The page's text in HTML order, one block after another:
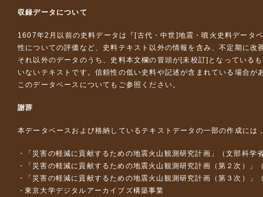
収録データについて
1607年2月以前の史料データは『 [古代・中世]地震・噴火史料データ
性についての評価など、史料テキスト以外の情報を含み、不定期に改
それ以外のデータのうち、史料本文欄の冒頭が[未校訂]となっている
いないテキストです。信頼性の低い史料や記述が含まれている場合が
このデータベースについて もご参照ください。
謝辞
本データベースおよび格納しているテキストデータの一部の作成には
「災害の軽減に貢献するための地震火山観測研究計画」（文部科学
「災害の軽減に貢献するための地震火山観測研究計画（第２次）」
「災害の軽減に貢献するための地震火山観測研究計画（第３次）」
東京大学デジタルアーカイブズ構築事業